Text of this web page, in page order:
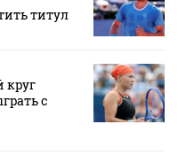
титул
круг
с